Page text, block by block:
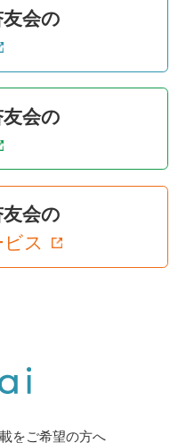
会の
会の
会の
ス
をご希望の方へ